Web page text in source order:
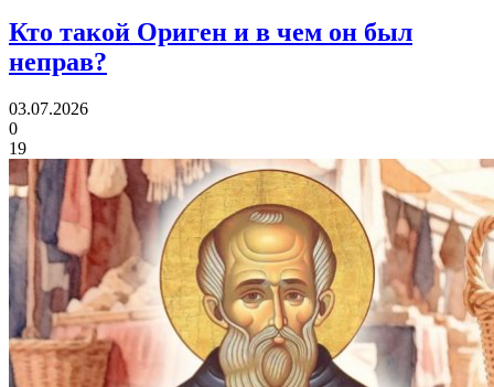
Кто такой Ориген и в чем он был
неправ?
03.07.2026
0
19